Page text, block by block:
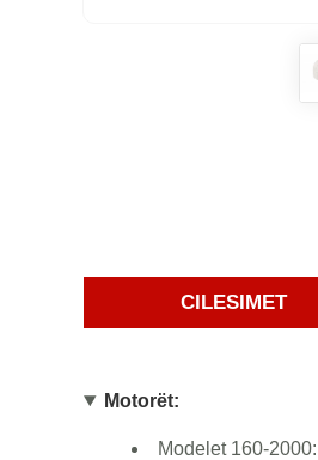
CILESIMET
Motorët:
Modelet 160-